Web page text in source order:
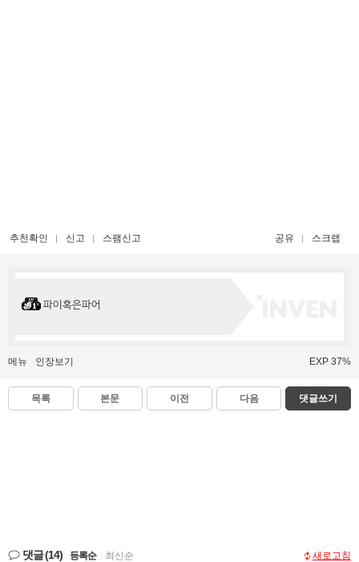
추천확인 신고 스팸신고 공유 스크랩
파이혹은파어
메뉴 인장보기 EXP 37%
목록 본문 이전 다음 댓글쓰기
댓글(14) 등록순 최신순 새로고침